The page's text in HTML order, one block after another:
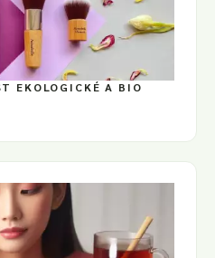
EKOLOGICKÉ A BIO